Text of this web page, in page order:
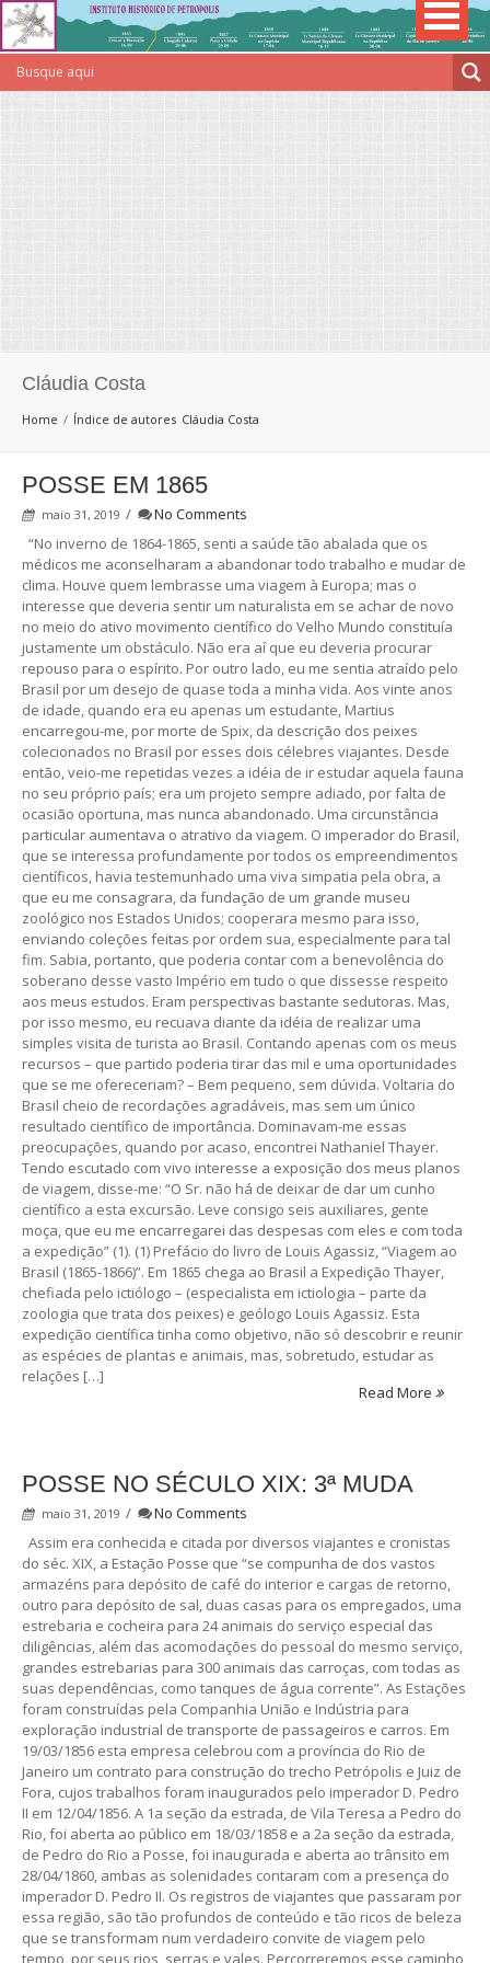
Cláudia Costa
Home Índice de autores Cláudia Costa
POSSE EM 1865
maio 31, 2019 /
No Comments
“No inverno de 1864-1865, senti a saúde tão abalada que os
médicos me aconselharam a abandonar todo trabalho e mudar de
clima. Houve quem lembrasse uma viagem à Europa; mas o
interesse que deveria sentir um naturalista em se achar de novo
no meio do ativo movimento científico do Velho Mundo constituía
justamente um obstáculo. Não era aí que eu deveria procurar
repouso para o espírito. Por outro lado, eu me sentia atraído pelo
Brasil por um desejo de quase toda a minha vida. Aos vinte anos
de idade, quando era eu apenas um estudante, Martius
encarregou-me, por morte de Spix, da descrição dos peixes
colecionados no Brasil por esses dois célebres viajantes. Desde
então, veio-me repetidas vezes a idéia de ir estudar aquela fauna
no seu próprio país; era um projeto sempre adiado, por falta de
ocasião oportuna, mas nunca abandonado. Uma circunstância
particular aumentava o atrativo da viagem. O imperador do Brasil,
que se interessa profundamente por todos os empreendimentos
científicos, havia testemunhado uma viva simpatia pela obra, a
que eu me consagrara, da fundação de um grande museu
zoológico nos Estados Unidos; cooperara mesmo para isso,
enviando coleções feitas por ordem sua, especialmente para tal
fim. Sabia, portanto, que poderia contar com a benevolência do
soberano desse vasto Império em tudo o que dissesse respeito
aos meus estudos. Eram perspectivas bastante sedutoras. Mas,
por isso mesmo, eu recuava diante da idéia de realizar uma
simples visita de turista ao Brasil. Contando apenas com os meus
recursos – que partido poderia tirar das mil e uma oportunidades
que se me ofereceriam? – Bem pequeno, sem dúvida. Voltaria do
Brasil cheio de recordações agradáveis, mas sem um único
resultado científico de importância. Dominavam-me essas
preocupações, quando por acaso, encontrei Nathaniel Thayer.
Tendo escutado com vivo interesse a exposição dos meus planos
de viagem, disse-me: “O Sr. não há de deixar de dar um cunho
científico a esta excursão. Leve consigo seis auxiliares, gente
moça, que eu me encarregarei das despesas com eles e com toda
a expedição” (1). (1) Prefácio do livro de Louis Agassiz, “Viagem ao
Brasil (1865-1866)”. Em 1865 chega ao Brasil a Expedição Thayer,
chefiada pelo ictiólogo – (especialista em ictiologia – parte da
zoologia que trata dos peixes) e geólogo Louis Agassiz. Esta
expedição científica tinha como objetivo, não só descobrir e reunir
as espécies de plantas e animais, mas, sobretudo, estudar as
relações […]
Read More
POSSE NO SÉCULO XIX: 3ª MUDA
maio 31, 2019 /
No Comments
Assim era conhecida e citada por diversos viajantes e cronistas
do séc. XIX, a Estação Posse que “se compunha de dos vastos
armazéns para depósito de café do interior e cargas de retorno,
outro para depósito de sal, duas casas para os empregados, uma
estrebaria e cocheira para 24 animais do serviço especial das
diligências, além das acomodações do pessoal do mesmo serviço,
grandes estrebarias para 300 animais das carroças, com todas as
suas dependências, como tanques de água corrente”. As Estações
foram construídas pela Companhia União e Indústria para
exploração industrial de transporte de passageiros e carros. Em
19/03/1856 esta empresa celebrou com a província do Rio de
Janeiro um contrato para construção do trecho Petrópolis e Juiz de
Fora, cujos trabalhos foram inaugurados pelo imperador D. Pedro
II em 12/04/1856. A 1a seção da estrada, de Vila Teresa a Pedro do
Rio, foi aberta ao público em 18/03/1858 e a 2a seção da estrada,
de Pedro do Rio a Posse, foi inaugurada e aberta ao trânsito em
28/04/1860, ambas as solenidades contaram com a presença do
imperador D. Pedro II. Os registros de viajantes que passaram por
essa região, são tão profundos de conteúdo e tão ricos de beleza
que se transformam num verdadeiro convite de viagem pelo